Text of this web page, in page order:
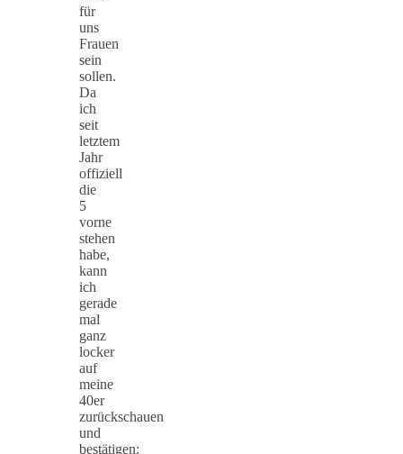
für
uns
Frauen
sein
sollen.
Da
ich
seit
letztem
Jahr
offiziell
die
5
vorne
stehen
habe,
kann
ich
gerade
mal
ganz
locker
auf
meine
40er
zurückschauen
und
bestätigen: